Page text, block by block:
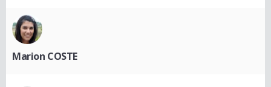
Marion COSTE